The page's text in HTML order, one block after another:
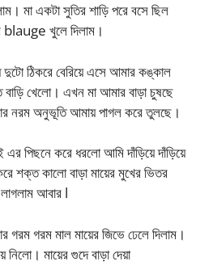
মা একটা সুতির শাড়ি পরে বসে ছিল
blauge খুলে দিলাম।
ঠিকরে বেরিয়ে এসে আমার কঙ্কাল
বাড়ি খেলো। এখন মা আমার বাড়া চুষছে
নরম অনুভূতি আমায় পাগল করে তুলছে।
পিছনে করে ধরলো আমি দাঁড়িয়ে দাঁড়িয়ে
শক্ত কালো বাড়া মায়ের মুখের ভিতর
আবার l
গরম গরম মাল মায়ের জিভে ঢেলে দিলাম।
নিলো। মায়ের গুদে বাড়া দেয়া